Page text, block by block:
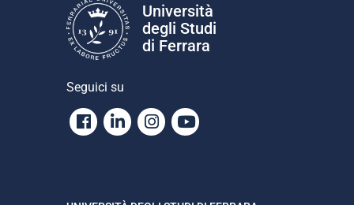
Università
degli Studi
di Ferrara
Seguici su
Facebook
LinkedinInstagram
Youtube